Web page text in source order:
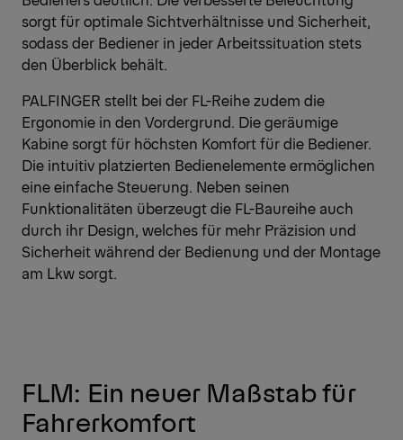
sorgt für optimale Sichtverhältnisse und Sicherheit,
sodass der Bediener in jeder Arbeitssituation stets
den Überblick behält.
PALFINGER stellt bei der FL-Reihe zudem die
Ergonomie in den Vordergrund. Die geräumige
Kabine sorgt für höchsten Komfort für die Bediener.
Die intuitiv platzierten Bedienelemente ermöglichen
eine einfache Steuerung. Neben seinen
Funktionalitäten überzeugt die FL-Baureihe auch
durch ihr Design, welches für mehr Präzision und
Sicherheit während der Bedienung und der Montage
am Lkw sorgt.
FLM: Ein neuer Maßstab für
Fahrerkomfort